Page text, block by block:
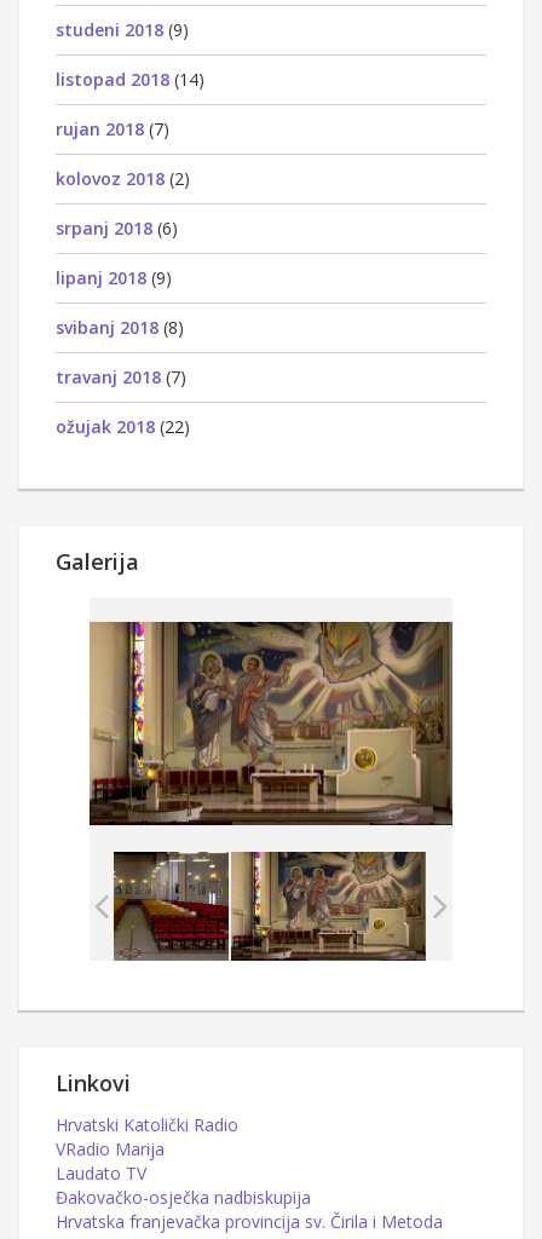
studeni 2018 (9)
listopad 2018 (14)
rujan 2018 (7)
kolovoz 2018 (2)
srpanj 2018 (6)
lipanj 2018 (9)
svibanj 2018 (8)
travanj 2018 (7)
ožujak 2018 (22)
Galerija
Linkovi
Hrvatski Katolički Radio
VRadio Marija
Laudato TV
Đakovačko-osječka nadbiskupija
Hrvatska franjevačka provincija sv. Čirila i Metoda